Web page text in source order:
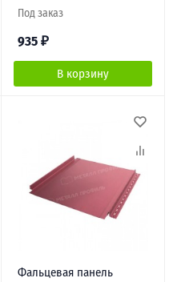
Под заказ
935 ₽
В корзину
Фальцевая панель